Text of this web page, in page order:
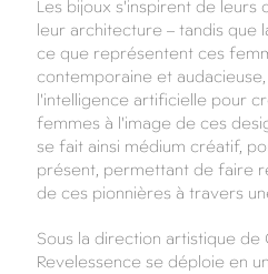
Les bijoux s'inspirent de leurs
leur architecture – tandis que
ce que représentent ces
contemporaine et
l'intelligence artificielle pour
femmes à l'image de ces
se fait ainsi médium créatif,
présent, permettant de faire
de ces pionnières à travers
Sous la direction artistique de
Revelessence se déploie en